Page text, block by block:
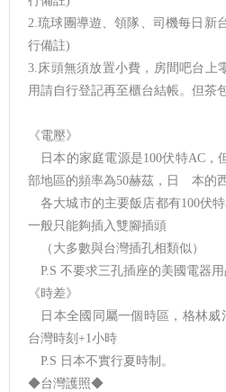
2.琉球團導遊、領隊、司機每日新
行備註)
3.床頭無須放置小費，房間吧台上
用請自行登記再至櫃台結帳。但茶
《電壓》
日本的家庭電源是100伏特AC，
部地區的頻率為50赫茲，日 本的
各大城市的主要飯店都有100伏
一般只能夠插入雙腳插頭
（大多數與台灣插孔相類似）
P.S 不要求三孔插座的美國電器
《時差》
日本全國同屬一個時區，格林威
台灣時刻+1小時
P.S 日本不實行夏時制。
◆台灣護照◆